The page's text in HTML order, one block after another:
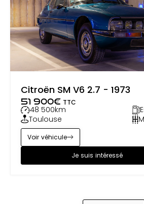
Citroën SM V6 2.7 - 1973
51 900€ TTC
48 500km
Toulouse
Je suis intéressé
Voir véhicule